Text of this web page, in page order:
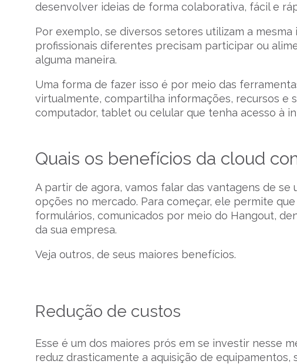
desenvolver ideias de forma colaborativa, fácil e
Por exemplo, se diversos setores utilizam a
profissionais diferentes precisam participar ou
alguma maneira.
Uma forma de fazer isso é por meio das
virtualmente, compartilha informações, recursos e
computador, tablet ou celular que tenha acesso à
Quais os benefícios da cloud
A partir de agora, vamos falar das vantagens de se
opções no mercado. Para começar, ele permite
formulários, comunicados por meio do Hangout,
da sua empresa.
Veja outros, de seus maiores benefícios.
Redução de custos
Esse é um dos maiores prós em se investir nesse
reduz drasticamente a aquisição de